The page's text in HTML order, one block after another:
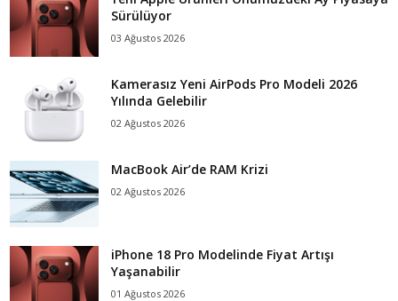
Sürülüyor
03 Ağustos 2026
Kamerasız Yeni AirPods Pro Modeli 2026
Yılında Gelebilir
02 Ağustos 2026
MacBook Air’de RAM Krizi
02 Ağustos 2026
iPhone 18 Pro Modelinde Fiyat Artışı
Yaşanabilir
01 Ağustos 2026